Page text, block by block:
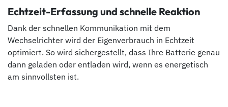
Echtzeit-Erfassung und schnelle Reaktion
Dank der schnellen Kommunikation mit dem
Wechselrichter wird der Eigenverbrauch in Echtzeit
optimiert. So wird sichergestellt, dass Ihre Batterie genau
dann geladen oder entladen wird, wenn es energetisch
am sinnvollsten ist.